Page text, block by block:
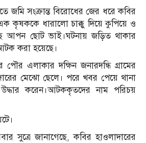
জমি সংক্রান্ত বিরোধের জের ধরে কবির
কৃষককে ধারালো চাক্কু দিয়ে কুপিয়ে ও
আপন ছোট ভাই।ঘটনায় জড়িত থাকার
করা হয়েছে।
পৌর এলাকার দক্ষিন জনারদন্ধি গ্রামের
মেঝো ছেলে। পরে খবর পেয়ে থানা
করেন।আটককৃতদের নাম পরিচয়
সুত্রে জানাগেছে, কবির হাওলাদারের